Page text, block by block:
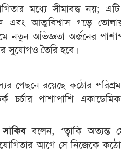
মধ্যে সীমাবদ্ধ নয়;
এবং আত্মবিশ্বাস গড়ে
নতুন অভিজ্ঞতা অর্জনের
সুযোগও তৈরি হবে।
পেছনে রয়েছে কঠোর
চর্চার পাশাপাশি
বলেন, “ত্বাকি অত্যন্ত
আগে সে নিজেকে